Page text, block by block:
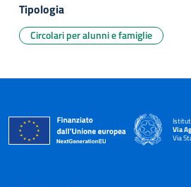
Tipologia
Circolari per alunni e famiglie
Via
Via
—